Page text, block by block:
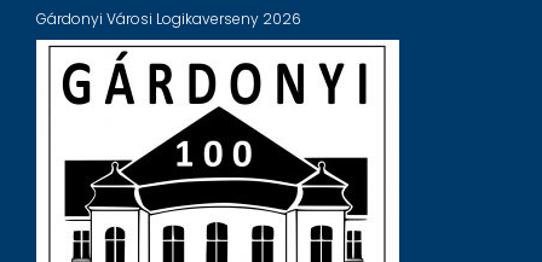
Gárdonyi Városi Logikaverseny 2026